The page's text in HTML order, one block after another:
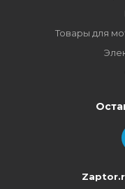
Товары для